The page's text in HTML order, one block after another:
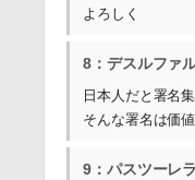
よろしく
8：デスルファ
日本人だと署名
そんな署名は価
9：パスツーレ